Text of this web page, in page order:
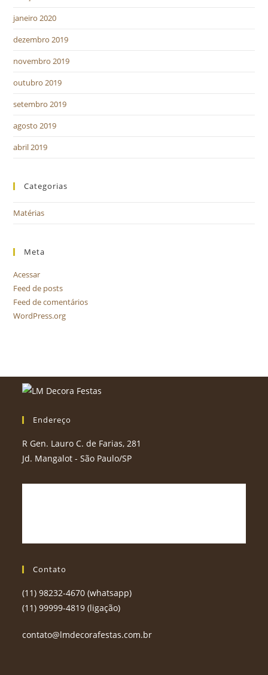
janeiro 2020
dezembro 2019
novembro 2019
outubro 2019
setembro 2019
agosto 2019
abril 2019
Categorias
Matérias
Meta
Acessar
Feed de posts
Feed de comentários
WordPress.org
Endereço
R Gen. Lauro C. de Farias, 281
Jd. Mangalot - São Paulo/SP
Contato
(11) 98232-4670 (whatsapp)
(11) 99999-4819 (ligação)
contato@lmdecorafestas.com.br